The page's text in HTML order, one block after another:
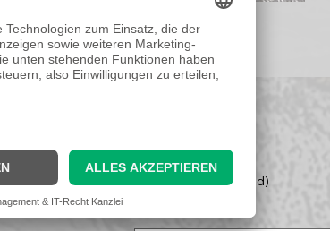
11,95 €Preis
(Kostenloser Versand)